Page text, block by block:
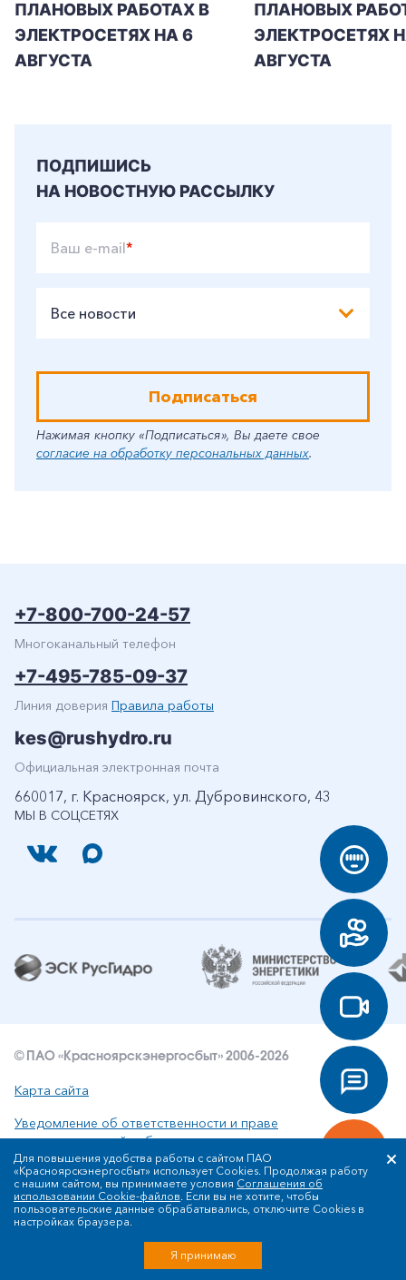
ПЛАНОВЫХ РАБОТАХ В
ЭЛЕКТРОСЕТЯХ НА 6
АВГУСТА
ПЛАНОВЫХ
ЭЛЕКТРОСЕТЯХ
АВГУСТА
ПОДПИШИСЬ
НА НОВОСТНУЮ РАССЫЛКУ
Ваш e-mail*
Все новости
Подписаться
Нажимая кнопку «Подписаться», Вы даете свое
согласие на обработку персональных данных.
МЫ В СОЦСЕТЯХ
+7-800-700-24-57
Многоканальный телефон
+7-495-785-09-37
Линия доверия Правила работы
kes@rushydro.ru
Официальная электронная почта
660017, г. Красноярск, ул. Дубровинского, 43
© ПАО «Красноярскэнергосбыт» 2006-2026
Карта сайта
Уведомление об ответственности и праве
интеллектуальной собственности
Политика ПАО «Красноярскэнергосбыт» в отношении
обработки персональных данных
Для повышения удобства работы с сайтом ПАО
«Красноярскэнергосбыт» использует Cookies. Продолжая работу
с нашим сайтом, вы принимаете условия Соглашения об
использовании Cookie-файлов. Если вы не хотите, чтобы
пользовательские данные обрабатывались, отключите Cookies в
настройках браузера.
Я принимаю